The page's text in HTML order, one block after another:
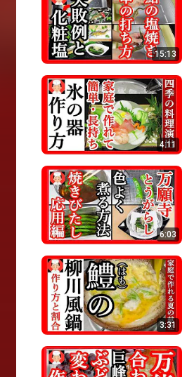
15:13
4:11
6:03
3:31